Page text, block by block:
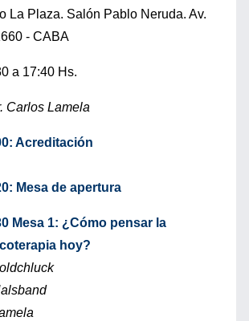
La Plaza. Salón Pablo Neruda. Av.
- CABA
a 17:40 Hs.
Carlos Lamela
Acreditación
Mesa de apertura
Mesa 1: ¿Cómo pensar la
hoy?